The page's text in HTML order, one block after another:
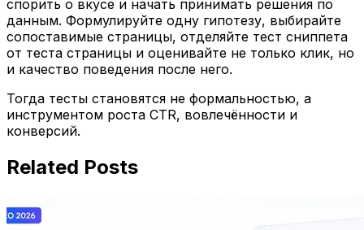
спорить о вкусе и начать принимать решения по
данным. Формулируйте одну гипотезу, выбирайте
сопоставимые страницы, отделяйте тест сниппета
от теста страницы и оценивайте не только клик, но
и качество поведения после него.
Тогда тесты становятся не формальностью, а
инструментом роста CTR, вовлечённости и
конверсий.
Related Posts